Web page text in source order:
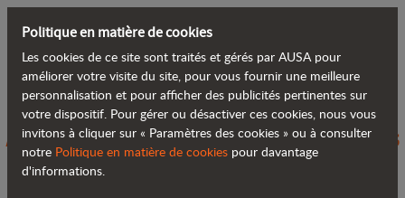
Retour au blog
AUSA lance cinq nouveautés mondiales
lors de sa présentation produit
Politique en matière de cookies
Les cookies de ce site sont traités et gérés par AUSA pour
améliorer votre visite du site, pour vous fournir une meilleure
personnalisation et pour afficher des publicités pertinentes sur
votre dispositif. Pour gérer ou désactiver ces cookies, nous vous
invitons à cliquer sur « Paramètres des cookies » ou à consulter
notre Politique en matière de cookies pour davantage
d'informations.